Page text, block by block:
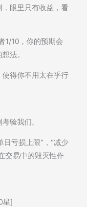
眼里只有收益，看
1/10，你的预期会
法。
得你不用太在乎行
验我们。
日亏损上限”，“减少
交易中的毁灭性作
星]